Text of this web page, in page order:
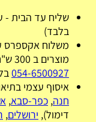
בלבד)
משלוח אקספרס
מוצרים ב 300 ש"ח ומעלה - ובהזמנה בוואטסאפ למספר
054-6500927
איסוף עצמי
חנה, כפר-סבא,
דימול), ירושלים,